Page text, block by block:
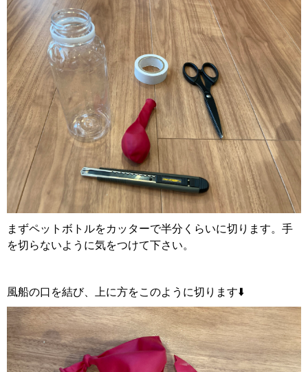
まずペットボトルをカッターで半分くらいに切ります。手
を切らないように気をつけて下さい。
風船の口を結び、上に方をこのように切ります⬇️